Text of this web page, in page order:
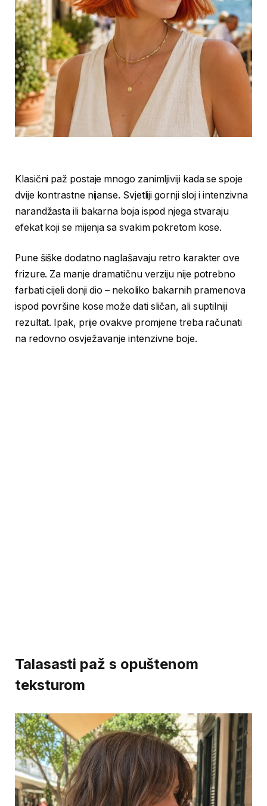
Klasični paž postaje mnogo zanimljiviji kada se spoje
dvije kontrastne nijanse. Svjetliji gornji sloj i intenzivna
narandžasta ili bakarna boja ispod njega stvaraju
efekat koji se mijenja sa svakim pokretom kose.
Pune šiške dodatno naglašavaju retro karakter ove
frizure. Za manje dramatičnu verziju nije potrebno
farbati cijeli donji dio – nekoliko bakarnih pramenova
ispod površine kose može dati sličan, ali suptilniji
rezultat. Ipak, prije ovakve promjene treba računati
na redovno osvježavanje intenzivne boje.
Talasasti paž s opuštenom
teksturom